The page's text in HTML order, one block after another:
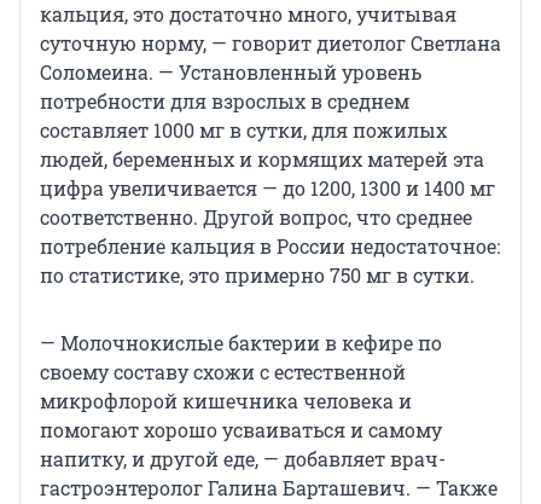
кальция, это достаточно много, учитывая
суточную норму, — говорит диетолог Светлана
Соломеина. — Установленный уровень
потребности для взрослых в среднем
составляет 1000 мг в сутки, для пожилых
людей, беременных и кормящих матерей эта
цифра увеличивается — до 1200, 1300 и 1400 мг
соответственно. Другой вопрос, что среднее
потребление кальция в России недостаточное:
по статистике, это примерно 750 мг в сутки.
— Молочнокислые бактерии в кефире по
своему составу схожи с естественной
микрофлорой кишечника человека и
помогают хорошо усваиваться и самому
напитку, и другой еде, — добавляет врач-
гастроэнтеролог Галина Барташевич. — Также